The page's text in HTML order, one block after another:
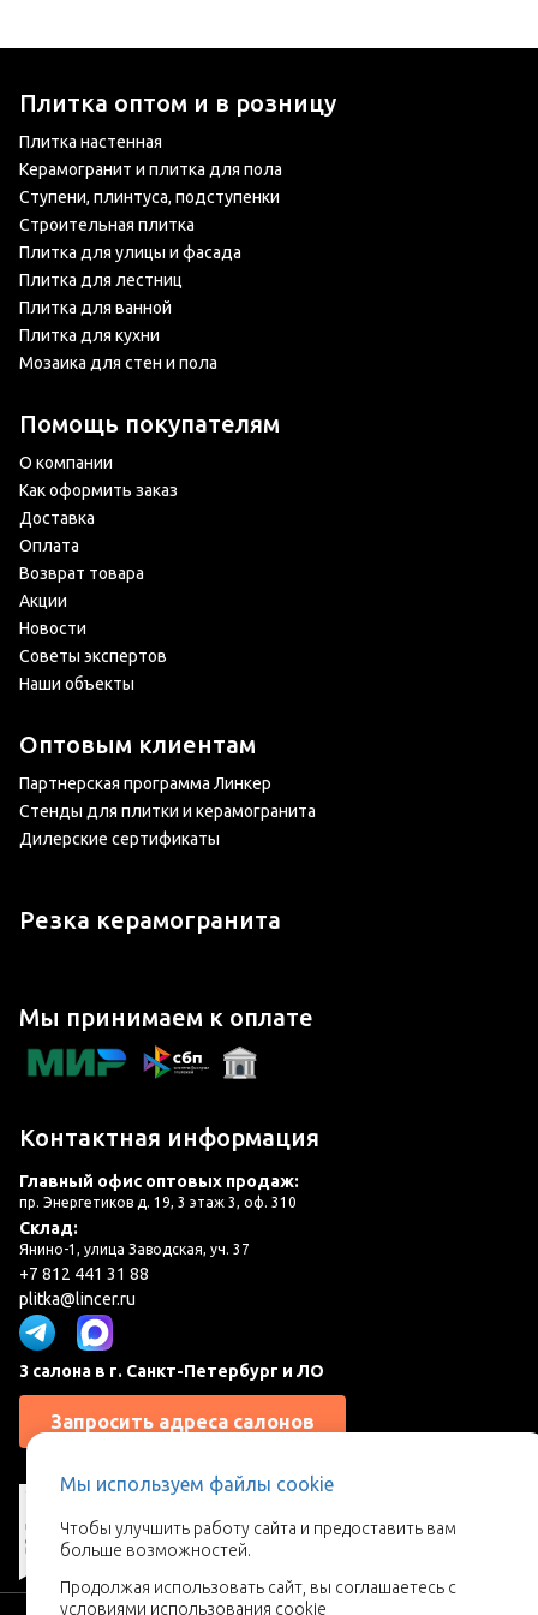
Плитка оптом и в розницу
Плитка настенная
Керамогранит и плитка для пола
Ступени, плинтуса, подступенки
Строительная плитка
Плитка для улицы и фасада
Плитка для лестниц
Плитка для ванной
Плитка для кухни
Мозаика для стен и пола
Помощь покупателям
О компании
Как оформить заказ
Доставка
Оплата
Возврат товара
Акции
Новости
Советы экспертов
Наши объекты
Оптовым клиентам
Партнерская программа Линкер
Стенды для плитки и керамогранита
Дилерские сертификаты
Резка керамогранита
Мы принимаем к оплате
Контактная информация
Главный офис оптовых продаж:
пр. Энергетиков д. 19, 3 этаж 3, оф. 310
Склад:
Янино-1, улица Заводская, уч. 37
+7 812 441 31 88
plitka@lincer.ru
3 салона в г. Санкт-Петербург и ЛО
Запросить адреса салонов
Мы используем файлы cookie
Чтобы улучшить работу сайта и предоставить вам
больше возможностей.
Продолжая использовать сайт, вы соглашаетесь с
условиями использования cookie